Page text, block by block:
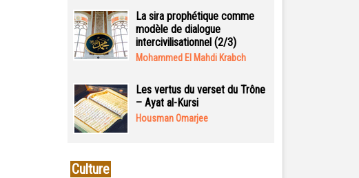
La sira prophétique comme
modèle de dialogue
intercivilisationnel (2/3)
Mohammed El Mahdi Krabch
Les vertus du verset du Trône
– Ayat al-Kursi
Housman Omarjee
Culture